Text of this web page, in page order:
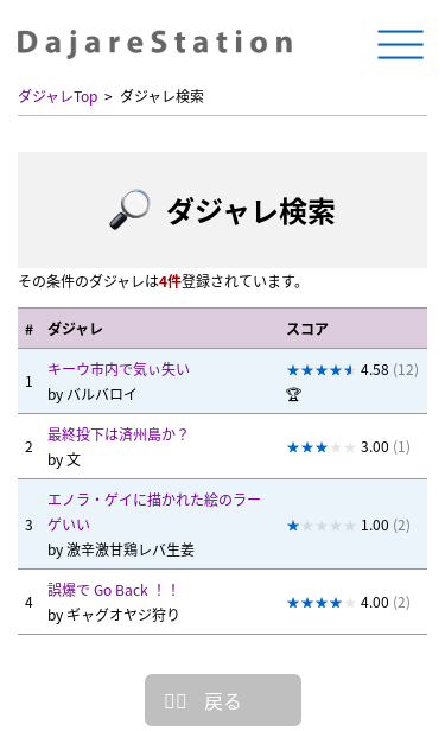
ダジャレTop ダジャレ検索
ダジャレ検索
その条件のダジャレは4件登録されています。
# ダジャレ スコア
1
キーウ市内で気ぃ失い
by バルバロイ
4.58 (12)
🏆
2
最終投下は済州島か？
by文
3.00 (1)
3
エノラ・ゲイに描かれた絵のラー
ゲいい
by激辛激甘鶏レバ生姜
1.00 (2)
4
誤爆で Go Back ！！
by ギャグオヤジ狩り
4.00 (2)
戻る